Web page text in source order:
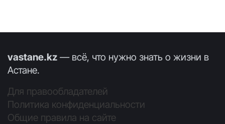
vastane.kz — всё, что нужно знать о жизни в
Астане.
Для правообладателей
Политика конфиденциальности
Общие правила на сайте